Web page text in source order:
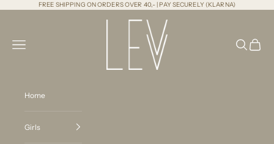
Naar inhoudFREE SHIPPING ON ORDERS OVER 40,- | PAY SECURELY (KLARNA)
LEVV Labels
Menu
Zoeken
Home
Girls